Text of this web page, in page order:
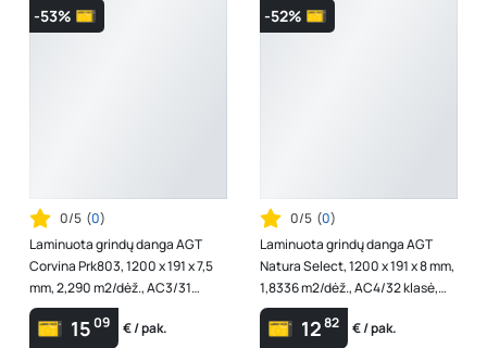
-53%
0/5 (0)
Laminuota grindų danga AGT
Corvina Prk803, 1200 x 191 x 7,5
mm, 2,290 m2/dėž., AC3/31
klasė, spl. "Pigato"
1509 € / pak.
-52%
0/5 (0)
Laminuota grindų danga AGT
Natura Select, 1200 x 191 x 8 mm,
1,8336 m2/dėž., AC4/32 klasė,
ąžuolo "Grey" spalvos
1282 € / pak.